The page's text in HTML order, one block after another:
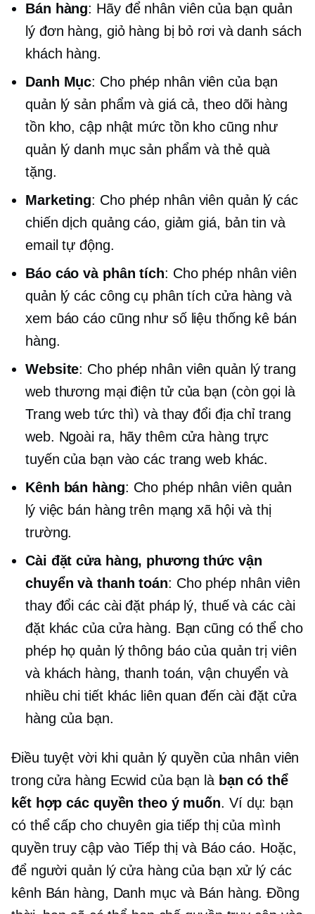
Bán hàng: Hãy để nhân viên của bạn quản
lý đơn hàng, giỏ hàng bị bỏ rơi và danh sách
khách hàng.
Danh Mục: Cho phép nhân viên của bạn
quản lý sản phẩm và giá cả, theo dõi hàng
tồn kho, cập nhật mức tồn kho cũng như
quản lý danh mục sản phẩm và thẻ quà
tặng.
Marketing: Cho phép nhân viên quản lý các
chiến dịch quảng cáo, giảm giá, bản tin và
email tự động.
Báo cáo và phân tích: Cho phép nhân viên
quản lý các công cụ phân tích cửa hàng và
xem báo cáo cũng như số liệu thống kê bán
hàng.
Website: Cho phép nhân viên quản lý trang
web thương mại điện tử của bạn (còn gọi là
Trang web tức thì) và thay đổi địa chỉ trang
web. Ngoài ra, hãy thêm cửa hàng trực
tuyến của bạn vào các trang web khác.
Kênh bán hàng: Cho phép nhân viên quản
lý việc bán hàng trên mạng xã hội và thị
trường.
Cài đặt cửa hàng, phương thức vận
chuyển và thanh toán: Cho phép nhân viên
thay đổi các cài đặt pháp lý, thuế và các cài
đặt khác của cửa hàng. Bạn cũng có thể cho
phép họ quản lý thông báo của quản trị viên
và khách hàng, thanh toán, vận chuyển và
nhiều chi tiết khác liên quan đến cài đặt cửa
hàng của bạn.
Điều tuyệt vời khi quản lý quyền của nhân viên
trong cửa hàng Ecwid của bạn là bạn có thể
kết hợp các quyền theo ý muốn. Ví dụ: bạn
có thể cấp cho chuyên gia tiếp thị của mình
quyền truy cập vào Tiếp thị và Báo cáo. Hoặc,
để người quản lý cửa hàng của bạn xử lý các
kênh Bán hàng, Danh mục và Bán hàng. Đồng